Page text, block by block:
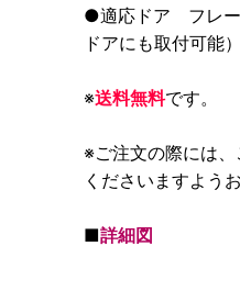
●適応ドア フレー
ドアにも取付可能）
※送料無料です。
※ご注文の際には
くださいますよう
■詳細図